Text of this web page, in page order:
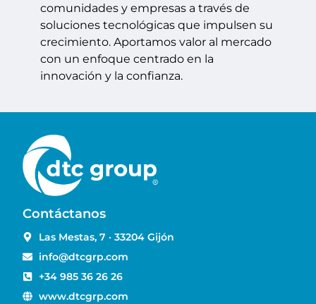
comunidades y empresas a través de
soluciones tecnológicas que impulsen su
crecimiento. Aportamos valor al mercado
con un enfoque centrado en la
innovación y la confianza.
Contáctanos
Las Mestas, 7 · 33204 Gijón
info@dtcgrp.com
+34 985 36 26 26
www.dtcgrp.com